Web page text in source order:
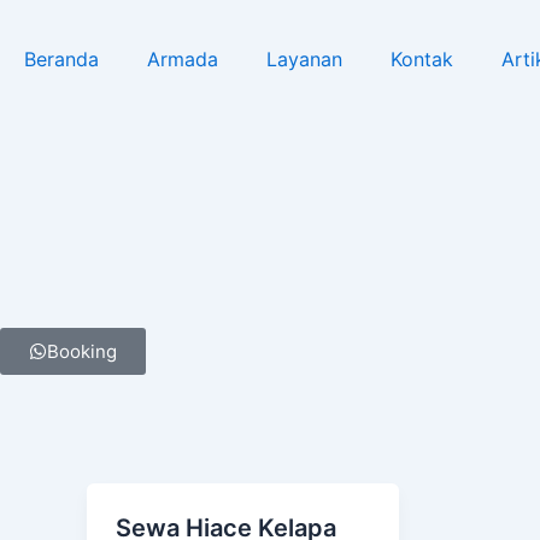
Beranda Armada Layanan Kontak
Booking
Sewa Hiace Kelapa